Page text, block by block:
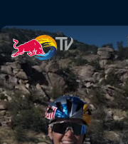
Rob